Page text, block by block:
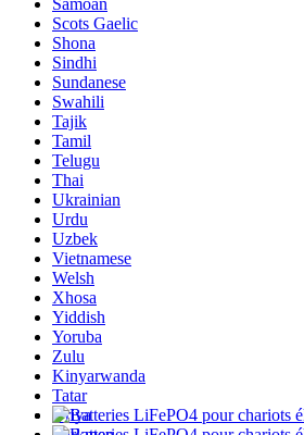
Samoan
Scots Gaelic
Shona
Sindhi
Sundanese
Swahili
Tajik
Tamil
Telugu
Thai
Ukrainian
Urdu
Uzbek
Vietnamese
Welsh
Xhosa
Yiddish
Yoruba
Zulu
Kinyarwanda
Tatar
Oriya